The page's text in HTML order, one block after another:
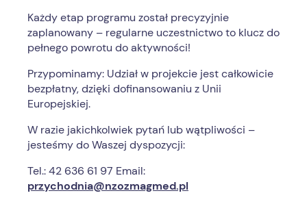
Każdy etap programu został precyzyjnie
zaplanowany – regularne uczestnictwo to klucz do
pełnego powrotu do aktywności!
Przypominamy: Udział w projekcie jest całkowicie
bezpłatny, dzięki dofinansowaniu z Unii
Europejskiej.
W razie jakichkolwiek pytań lub wątpliwości –
jesteśmy do Waszej dyspozycji:
Tel.: 42 636 61 97 Email:
przychodnia@nzozmagmed.pl